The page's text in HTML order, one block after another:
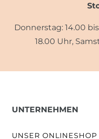
Donnerstag: 14.00
18.00 Uhr,
UNTERNEHMEN
UNSER ONLINESHOP